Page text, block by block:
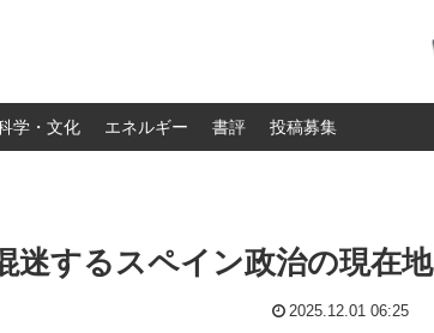
学・文化 エネルギー 書評 投稿募集
迷するスペイン政治の現在地
2025.12.01 06:25